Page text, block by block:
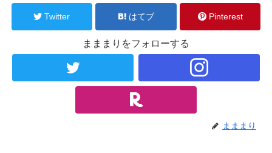
Twitter はてブ Pinterest
まままりをフォローする
まままり